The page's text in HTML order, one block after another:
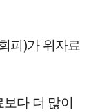
피)가 위자료
다 더 많이